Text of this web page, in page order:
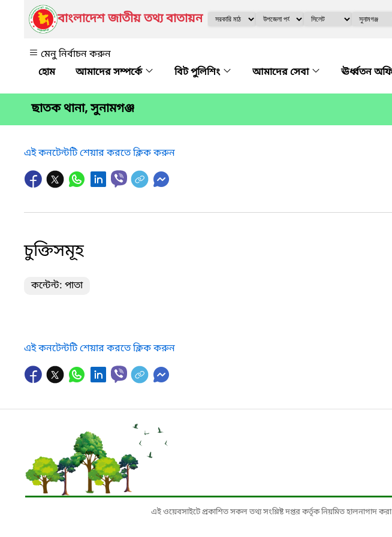
বাংলাদেশ জাতীয় তথ্য বাতায়ন
মেনু নির্বাচন করুন
আমাদের সম্পর্কে
বিট পুলিশিং আমাদের সেবা ঊর্ধ্বতন
ছাতক থানা, সুনামগঞ্জ
এই কনটেন্টটি শেয়ার করতে ক্লিক করুন
চুক্তিসমূহ
কন্টেন্ট: পাতা
এই কনটেন্টটি শেয়ার করতে ক্লিক করুন
এই ওয়েবসাইটে প্রকাশিত সকল তথ্য সংশ্লিষ্ট দপ্তর কর্তৃক নিয়মিত হালনাগাদ করা